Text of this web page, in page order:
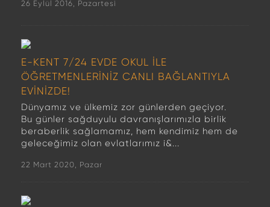
26 Eylül 2016, Pazartesi
E-KENT 7/24 EVDE OKUL İLE
ÖĞRETMENLERİNİZ CANLI BAĞLANTIYLA
EVİNİZDE!
Dünyamız ve ülkemiz zor günlerden geçiyor.
Bu günler sağduyulu davranışlarımızla birlik
beraberlik sağlamamız, hem kendimiz hem de
geleceğimiz olan evlatlarımız i&...
22 Mart 2020, Pazar